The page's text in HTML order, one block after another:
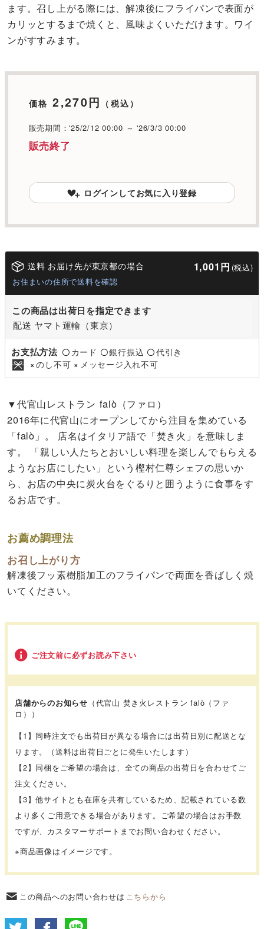
ます。召し上がる際には、解凍後にフライパンで表面が
カリッとするまで焼くと、風味よくいただけます。ワイ
ンがすすみます。
価格 2,270円 （税込）
販売期間：'25/2/12 00:00 ～ '26/3/3 00:00
販売終了
ログインしてお気に入り登録
送料 お届け先が東京都の場合 1,001円 (税込)
お住まいの住所で送料を確認
この商品は出荷日を指定できます
配送 ヤマト運輸（東京）
お支払方法 〇 カード 〇銀行振込 〇代引き
× のし不可 × メッセージ入れ不可
▼代官山レストラン falò（ファロ）
2016年に代官山にオープンしてから注目を集めている
「falò」。 店名はイタリア語で「焚き火」を意味しま
す。 「親しい人たちとおいしい料理を楽しんでもらえる
ようなお店にしたい」という樫村仁尊シェフの思いか
ら、お店の中央に炭火台をぐるりと囲うように食事をす
るお店です。
お薦め調理法
お召し上がり方
解凍後フッ素樹脂加工のフライパンで両面を香ばしく焼
いてください。
ご注文前に必ずお読み下さい
店舗からのお知らせ （代官山 焚き火レストラン falò（ファ
ロ））
【1】同時注文でも出荷日が異なる場合には出荷日別に配送とな
ります。（送料は出荷日ごとに発生いたします）
【2】同梱をご希望の場合は、全ての商品の出荷日を合わせてご
注文ください。
【3】他サイトとも在庫を共有しているため、記載されている数
より多くご用意できる場合があります。ご希望の場合はお手数
ですが、カスタマーサポートまでお問い合わせください。
※商品画像はイメージです。
この商品へのお問い合わせは こちらから